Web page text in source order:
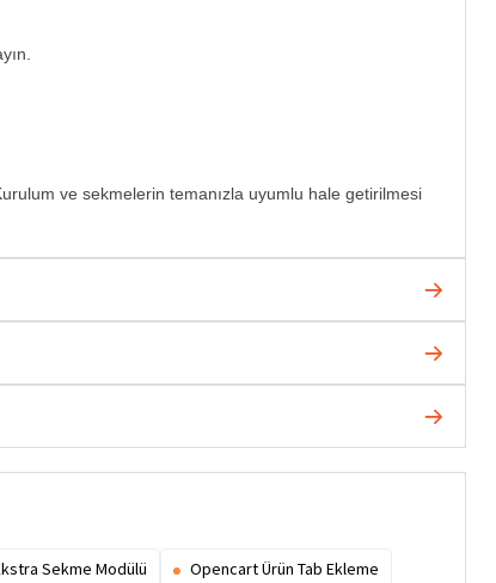
ve sekmelerin temanızla uyumlu hale getirilmesi
Sekme Modülü Opencart Ürün Tab Ekleme